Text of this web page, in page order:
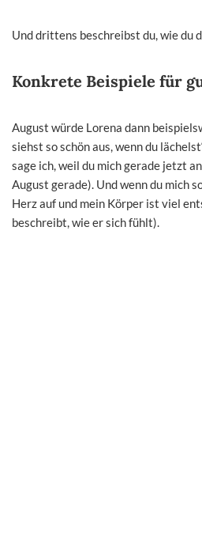
Und drittens beschreibst du, wie du
Konkrete Beispiele für
August würde Lorena dann
siehst so schön aus, wenn du
sage ich, weil du mich gerade jetzt
August gerade). Und wenn du mich
Herz auf und mein Körper ist viel
beschreibt, wie er sich fühlt).